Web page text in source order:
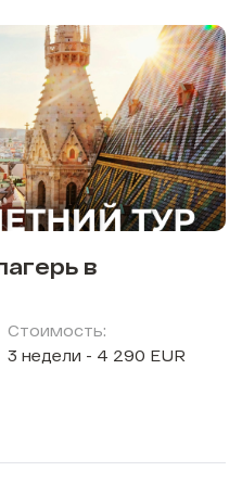
в
Стоимость:
3 недели - 4 290 EUR